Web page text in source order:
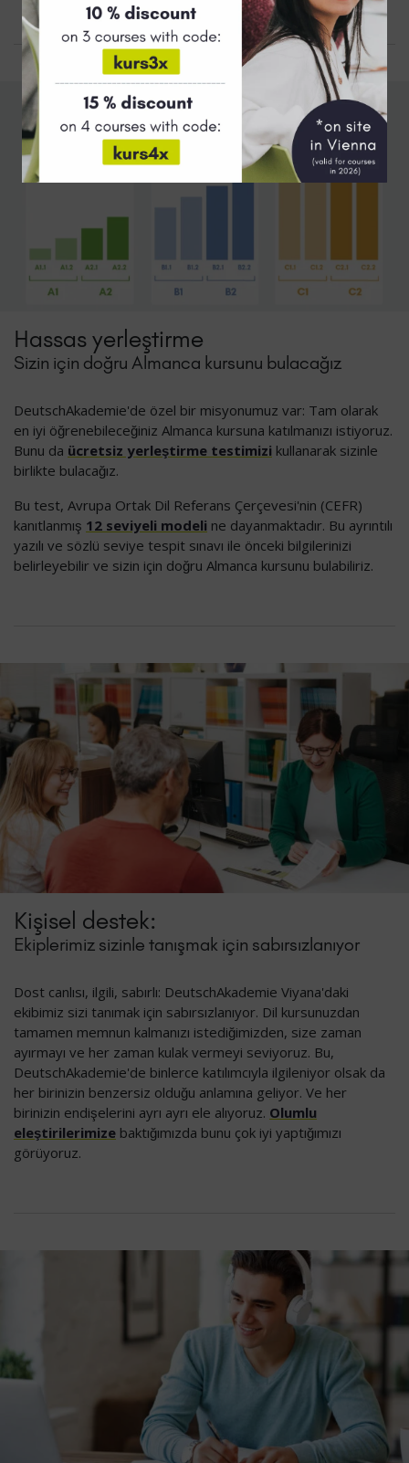
Hassas yerleştirme
Sizin için doğru Almanca kursunu bulacağız
DeutschAkademie'de özel bir misyonumuz var: Tam olarak
en iyi öğrenebileceğiniz Almanca kursuna katılmanızı istiyoruz.
Bunu da ücretsiz yerleştirme testimizi kullanarak sizinle
birlikte bulacağız.
Bu test, Avrupa Ortak Dil Referans Çerçevesi'nin (CEFR)
kanıtlanmış 12 seviyeli modeli ne dayanmaktadır. Bu ayrıntılı
yazılı ve sözlü seviye tespit sınavı ile önceki bilgilerinizi
belirleyebilir ve sizin için doğru Almanca kursunu bulabiliriz.
Kişisel destek:
Ekiplerimiz sizinle tanışmak için sabırsızlanıyor
Dost canlısı, ilgili, sabırlı: DeutschAkademie Viyana'daki
ekibimiz sizi tanımak için sabırsızlanıyor. Dil kursunuzdan
tamamen memnun kalmanızı istediğimizden, size zaman
ayırmayı ve her zaman kulak vermeyi seviyoruz. Bu,
DeutschAkademie'de binlerce katılımcıyla ilgileniyor olsak da
her birinizin benzersiz olduğu anlamına geliyor. Ve her
birinizin endişelerini ayrı ayrı ele alıyoruz. Olumlu
eleştirilerimize baktığımızda bunu çok iyi yaptığımızı
görüyoruz.